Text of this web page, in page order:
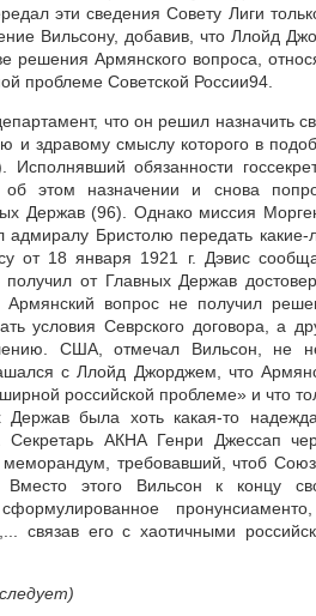
эти сведения Совету Лиги
Вильсону, добавив, что Ллойд
решения Армянского вопроса,
проблеме Советской России94.
что он решил назначить
и здравому смыслу которого в
обязанности
этом назначении и снова
Держав (96). Однако миссия
адмиралу Бристолю передать какие-
от 18 января 1921 г. Дэвис
от Главных Держав
вопрос не получил
условия Севрского договора, а
США, отмечал Вильсон, не
с Ллойд Джорджем, что
российской проблеме» и что
Держав была хоть какая-то
Секретарь АКНА Генри Джессап
меморандум, требовавший, чтоб
этого Вильсон к концу
связав его с хаотичными
следует)